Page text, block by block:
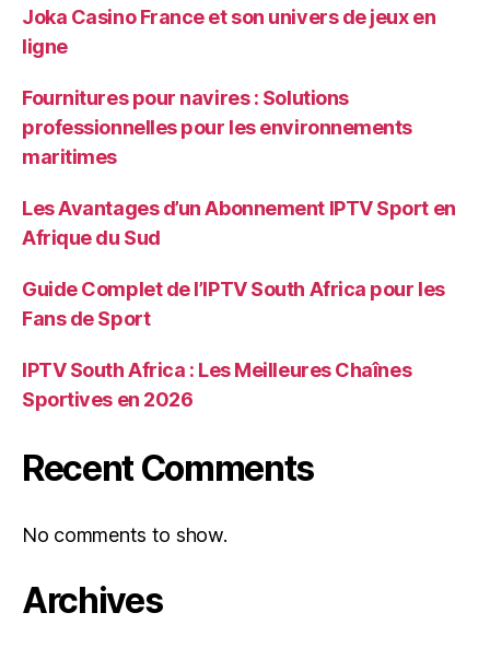
Joka Casino France et son univers de jeux en
ligne
Fournitures pour navires : Solutions
professionnelles pour les environnements
maritimes
Les Avantages d’un Abonnement IPTV Sport en
Afrique du Sud
Guide Complet de l’IPTV South Africa pour les
Fans de Sport
IPTV South Africa : Les Meilleures Chaînes
Sportives en 2026
Recent Comments
No comments to show.
Archives